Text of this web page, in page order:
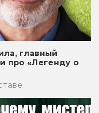
главный
про «Легенду о